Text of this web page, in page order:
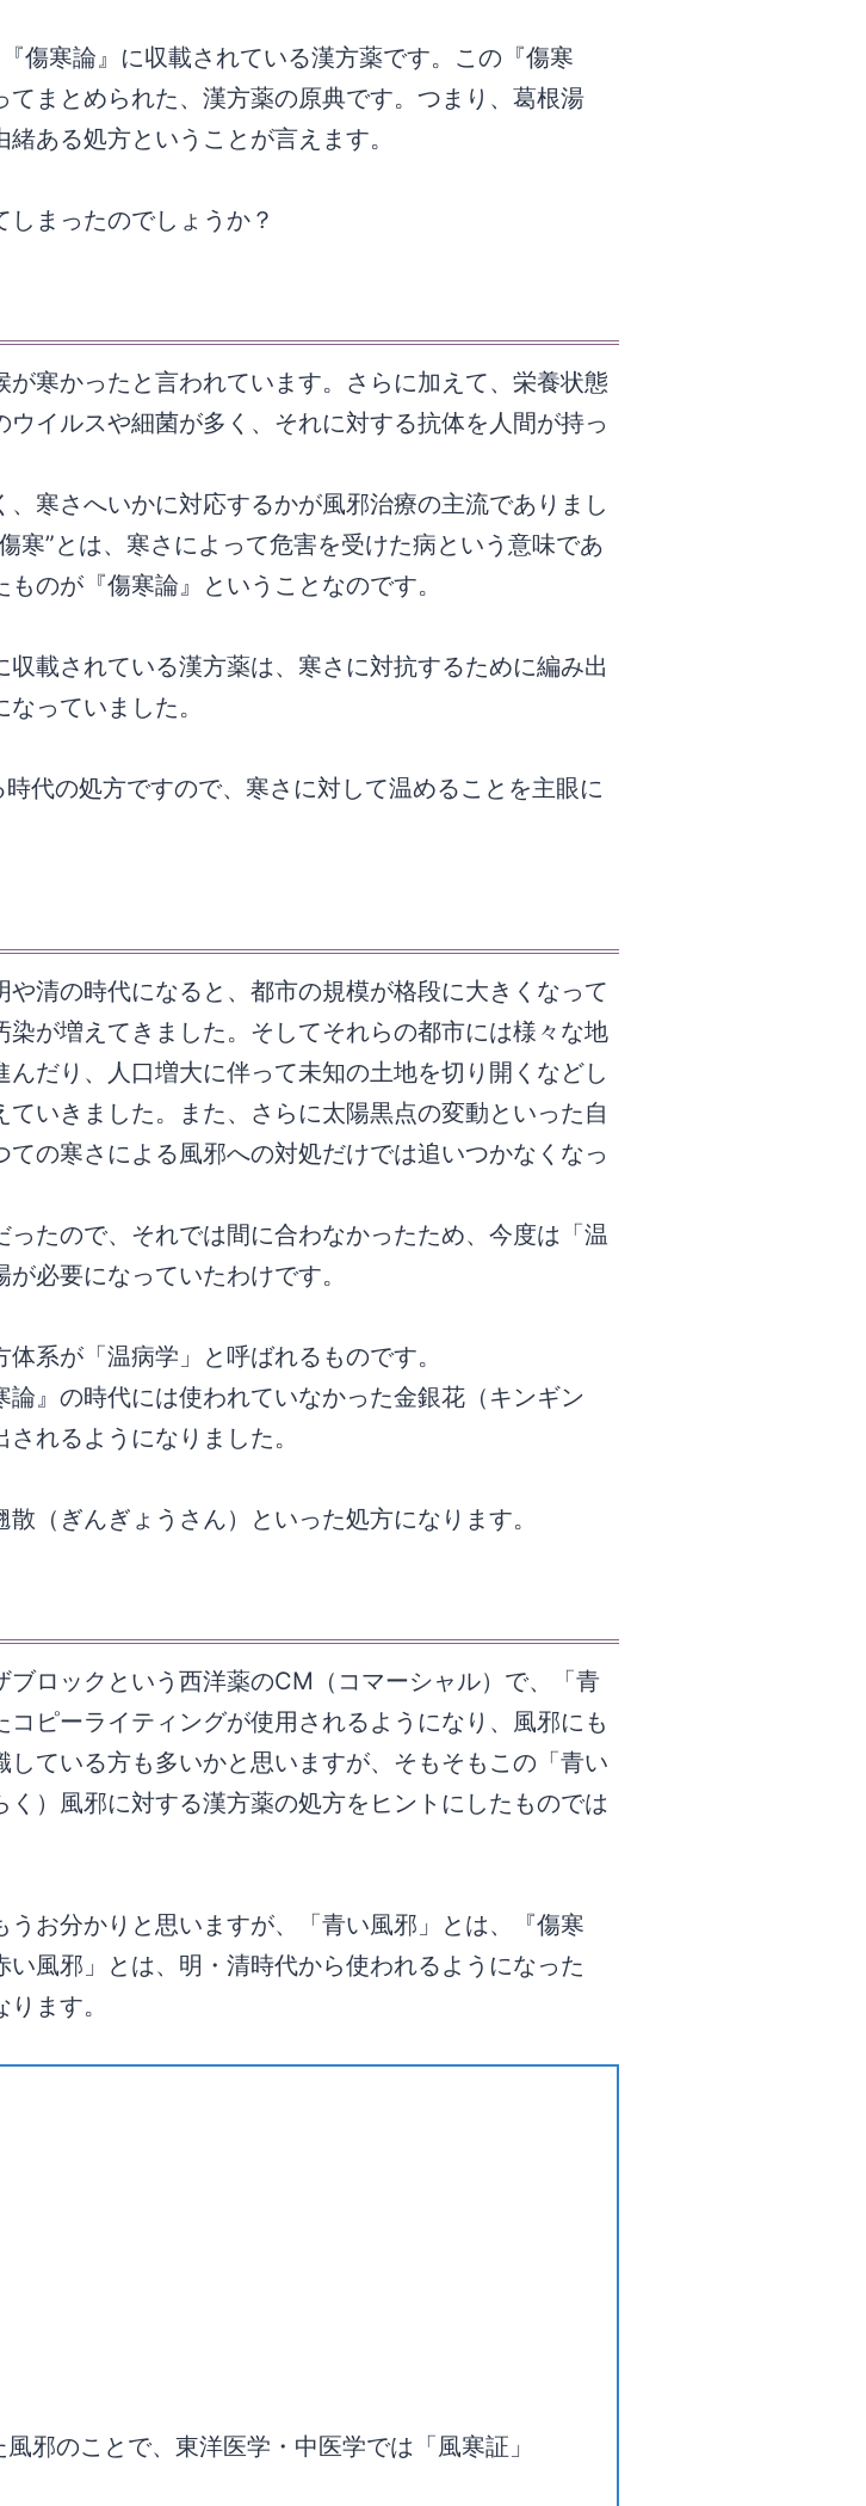
寒論』に収載されている漢方薬です。この『傷寒
まとめられた、漢方薬の原典です。つまり、葛根湯
ある処方ということが言えます。
まったのでしょうか？
寒かったと言われています。さらに加えて、栄養状態
イルスや細菌が多く、それに対する抗体を人間が持っ
寒さへいかに対応するかが風邪治療の主流でありまし
寒”とは、寒さによって危害を受けた病という意味であ
のが『傷寒論』ということなのです。
載されている漢方薬は、寒さに対抗するために編み出
っていました。
代の処方ですので、寒さに対して温めることを主眼に
清の時代になると、都市の規模が格段に大きくなって
が増えてきました。そしてそれらの都市には様々な地
だり、人口増大に伴って未知の土地を切り開くなどし
いきました。また、さらに太陽黒点の変動といった自
の寒さによる風邪への対処だけでは追いつかなくなっ
たので、それでは間に合わなかったため、今度は「温
必要になっていたわけです。
系が「温病学」と呼ばれるものです。
』の時代には使われていなかった金銀花（キンギン
れるようになりました。
（ぎんぎょうさん）といった処方になります。
ロックという西洋薬のCM（コマーシャル）で、「青
ピーライティングが使用されるようになり、風邪にも
ている方も多いかと思いますが、そもそもこの「青い
）風邪に対する漢方薬の処方をヒントにしたものでは
お分かりと思いますが、「青い風邪」とは、『傷寒
風邪」とは、明・清時代から使われるようになった
ます。
邪のことで、東洋医学・中医学では「風寒証」